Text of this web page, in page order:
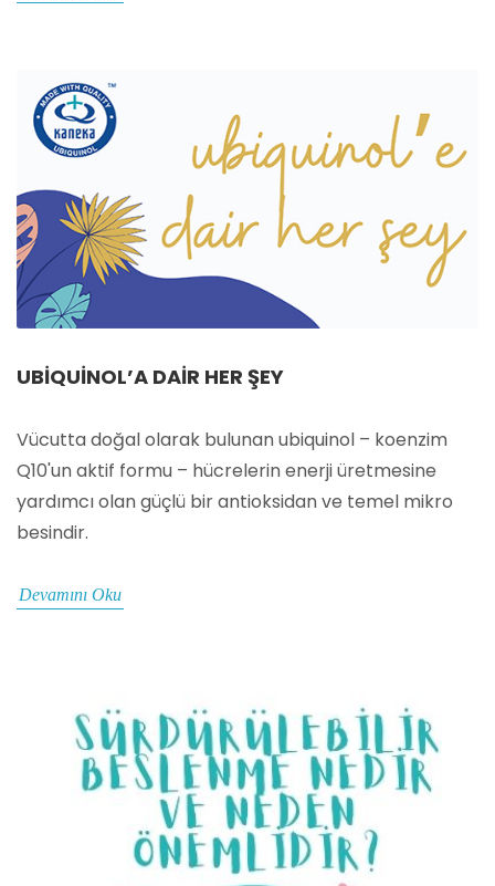
UBIQUINOL’A DAIR HER ŞEY
Vücutta doğal olarak bulunan ubiquinol – koenzim
Q10'un aktif formu – hücrelerin enerji üretmesine
yardımcı olan güçlü bir antioksidan ve temel mikro
besindir.
Devamını Oku